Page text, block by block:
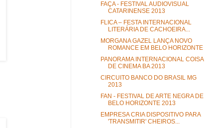
FAÇA - FESTIVAL AUDIOVISUAL
CATARINENSE 2013
FLICA – FESTA INTERNACIONAL
LITERÁRIA DE CACHOEIRA...
MORGANA GAZEL LANÇA NOVO
ROMANCE EM BELO HORIZONTE
PANORAMA INTERNACIONAL COISA
DE CINEMA BA 2013
CIRCUITO BANCO DO BRASIL MG
2013
FAN - FESTIVAL DE ARTE NEGRA DE
BELO HORIZONTE 2013
EMPRESA CRIA DISPOSITIVO PARA
'TRANSMITIR' CHEIROS...